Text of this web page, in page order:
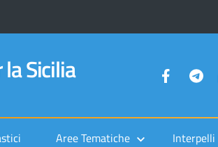
Sicilia
Aree Tematiche Interpelli